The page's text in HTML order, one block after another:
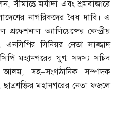
,সীমান্তে মর্যাদা এবং শ্রমবাজারে
নাগরিকদের বৈধ দাবি। এ
অ্যালিয়েন্সের কেন্দ্রীয়
এনসিপির সিনিয়র নেতা সাজ্জাদ
মহানগরের যুগ্ম সদস্য সচিব
আলম,সহ–সংগঠানিক সম্পাদক
ছাত্রশক্তির মহানগরের নেতা ফজলে